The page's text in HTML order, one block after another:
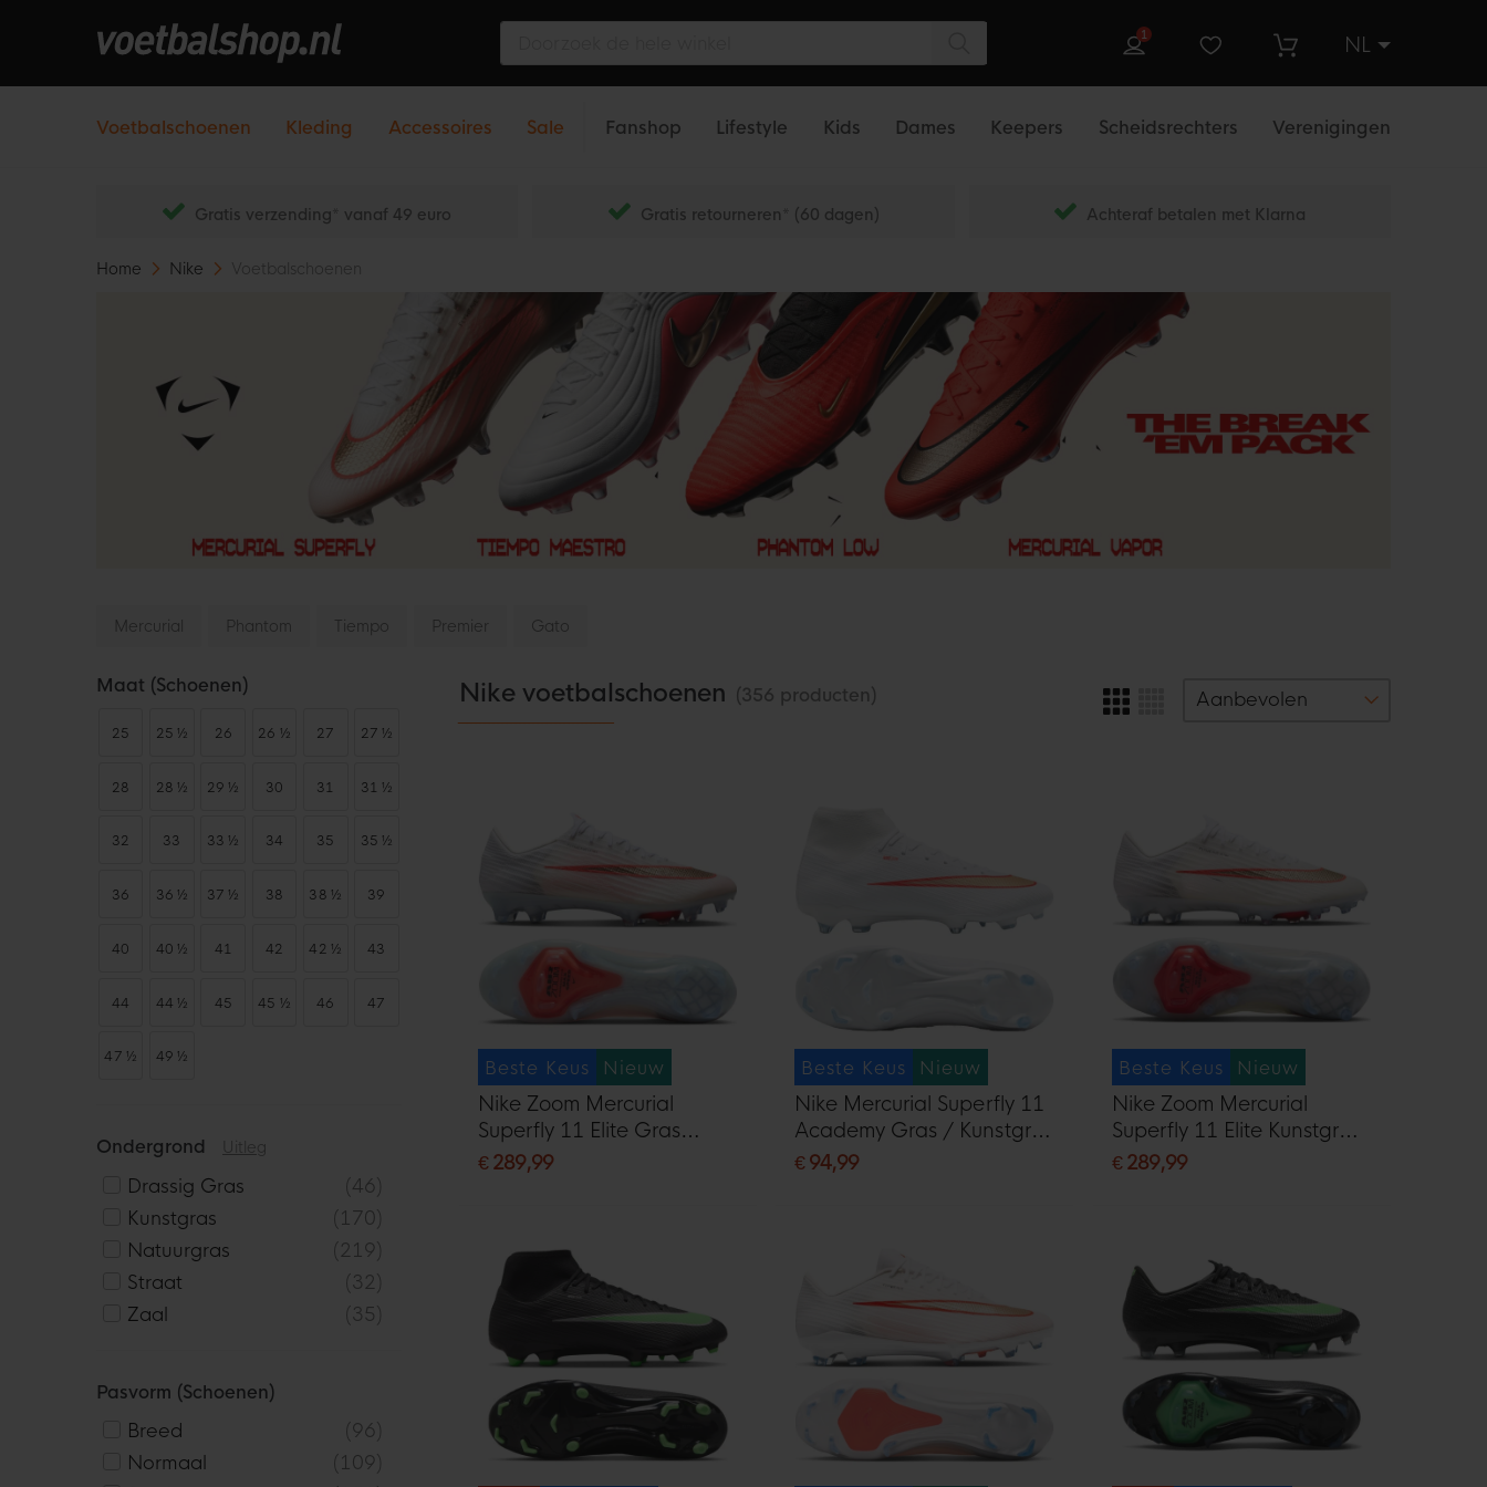
NL
1
Voetbalschoenen Kleding Accessoires Sale Fanshop Lifestyle Kids Dames Keepers Scheidsrechters Verenigingen
Gratis verzending* vanaf 49 euro Gratis retourneren* (60 dagen) Achteraf betalen met Klarna
Home Nike Voetbalschoenen
Mercurial Phantom Tiempo Premier Gato
Nike voetbalschoenen (356 producten)
Beste Keus Nieuw
Nike Zoom Mercurial
Superfly 11 Elite Gras
Voetbalschoenen (FG) Wit
€ 289,99
Beste Keus Nieuw
Nike Mercurial Superfly 11
Academy Gras / Kunstgras
Voetbalschoenen (MG)
€ 94,99
Beste Keus Nieuw
Nike Zoom Mercurial
Superfly 11 Elite Kunstgras
Voetbalschoenen (AG) Wit
€ 289,99
Maat (schoenen)
25 25 ½ 26 26 ½ 27 27 ½
28 28 ½ 29 ½ 30 31 31 ½
32 33 33 ½ 34 35 35 ½
36 36 ½ 37 ½ 38 38 ½ 39
40 40 ½ 41 42 42 ½ 43
44 44 ½ 45 45 ½ 46 47
47 ½ 49 ½
Ondergrond Uitleg
Drassig Gras
46
Kunstgras
170
Natuurgras
219
Straat
32
Zaal
35
Pasvorm (schoenen)
Breed
96
Normaal
109